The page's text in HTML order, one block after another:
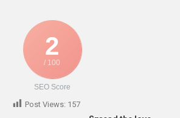
2
/ 100
SEO Score
Post Views: 157